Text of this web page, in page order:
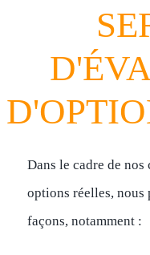
Dans le cadre de
options réelles, nous
façons, notamment :